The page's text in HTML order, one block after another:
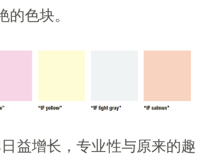
的色块。
益增长，专业性与原来的趣